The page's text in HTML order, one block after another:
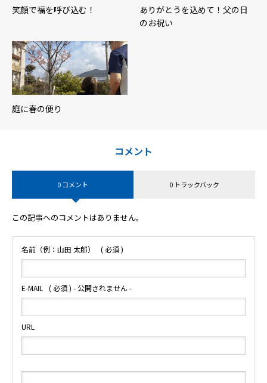
笑顔で福を呼び込む！
ありがとうを込めて！父の日
のお祝い
庭に春の便り
コメント
0 コメント 0 トラックバック
この記事へのコメントはありません。
名前（例：山田 太郎） ( 必須 )
E-MAIL ( 必須 ) - 公開されません -
URL